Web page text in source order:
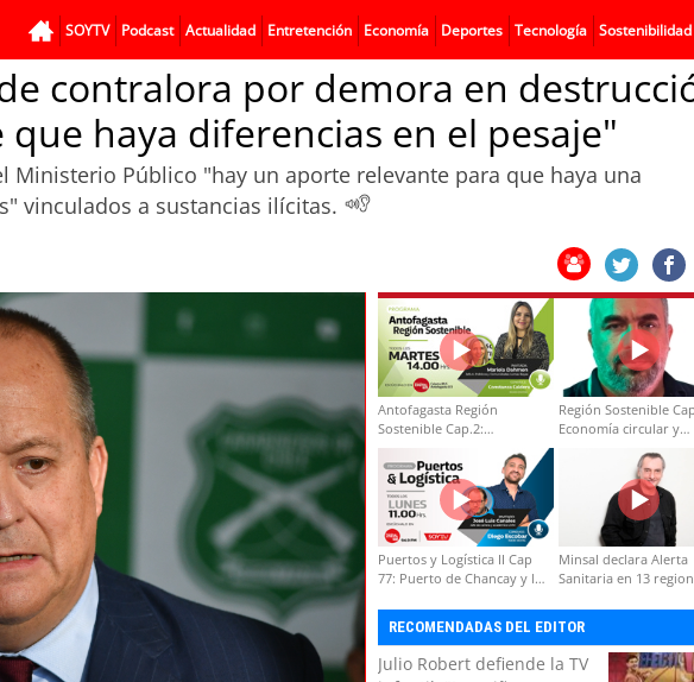
SOYTV Podcast Actualidad Entretención Economía Deportes Tecnología Sostenibilidad
contralora por demora en
haya diferencias en el pesaje"
Ministerio Público "hay un aporte relevante para que haya una
vinculados a sustancias ilícitas.
Antofagasta Región
Sostenible Cap.2:
Educación ambiental y
formación de capacidades
técnicas
Región Sostenible
Economía circular y
Puertos y Logística II Cap
77: Puerto de Chancay y la
Minsal declara Alerta
Sanitaria en 13
RECOMENDADAS DEL EDITOR
Julio Robert defiende la TV